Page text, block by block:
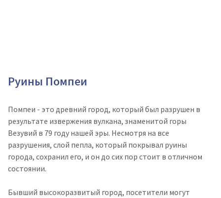
Руины Помпеи
Помпеи - это древний город, который был разрушен в
результате извержения вулкана, знаменитой горы
Везувий в 79 году нашей эры. Несмотря на все
разрушения, слой пепла, который покрывал руины
города, сохранил его, и он до сих пор стоит в отличном
состоянии.
Бывший высокоразвитый город, посетители могут